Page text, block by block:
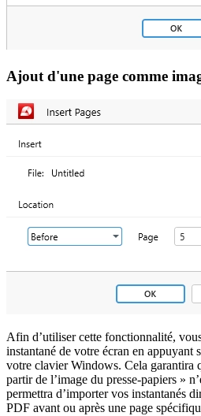
Ajout d'une page comme
Afin d’utiliser cette fonctionnalité,
instantané de votre écran en appuyant
votre clavier Windows. Cela garantira
partir de l’image du presse-papiers »
permettra d’importer vos instantanés
PDF avant ou après une page